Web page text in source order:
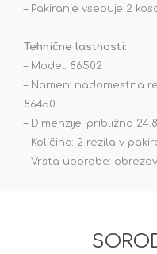
– Pakiranje vsebuje 2
Tehnične lastnosti:
– Model: 86502
– Namen: nadomestna
86450
– Dimenzije: približno
– Količina: 2 rezila v
– Vrsta uporabe: